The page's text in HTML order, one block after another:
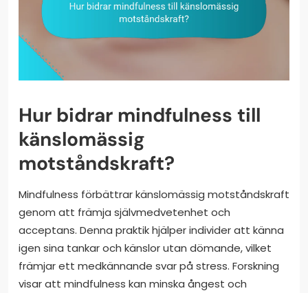
Hur bidrar mindfulness till
känslomässig
motståndskraft?
Mindfulness förbättrar känslomässig motståndskraft
genom att främja självmedvetenhet och
acceptans. Denna praktik hjälper individer att känna
igen sina tankar och känslor utan dömande, vilket
främjar ett medkännande svar på stress. Forskning
visar att mindfulness kan minska ångest och